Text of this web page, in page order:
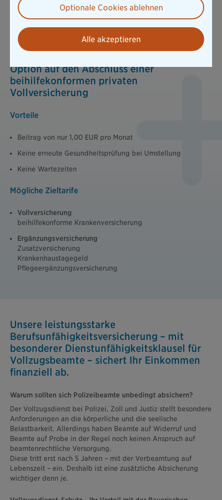
oder 70 %, für Kinder sogar 80 % (in Bayern). Mit der
versicherten Prozentstufe der Genau-Für-Sie
ein umfangreicher Versicherungsschutz.
Option auf den Abschluss einer
beihilfekonformen privaten
Vollversicherung
Vorteile
Beitrag von nur 1,00 EUR pro Monat
Keine erneute Gesundheitsprüfung bei Umstellung
Keine Wartezeiten
Mögliche Zieltarife
Vollversicherung
beihilfekonforme Krankenversicherung
Ergänzungsversicherung
Zusatzversicherung
Krankenhaustagegeld
Pflegeergänzungsversicherung
Unsere leistungsstarke
Berufsunfähigkeitsversicherung – mit
besonderer Dienstunfähigkeitsklausel für
Vollzugsbeamte – sichert Ihr Einkommen
finanziell ab.
Warum sollten sich Polizeibeamte unbedingt absichern?
Der Vollzugsdienst bei Polizei, Zoll und Justiz stellt besondere
Anforderungen an die körperliche und die seelische
Belastbarkeit. Allerdings haben Beamte auf Widerruf und
Beamte auf Probe in der Regel noch keinen Anspruch auf
beamtenrechtliche Versorgung.
Diese tritt erst nach 5 Jahren – mit der Verbeamtung auf
Lebenszeit – ein. Deshalb ist eine zusätzliche Absicherung
wichtiger denn je.
Optionale Cookies ablehnen
Alle akzeptieren